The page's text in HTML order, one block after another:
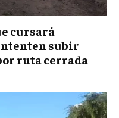
cursará
subir
ruta cerrada